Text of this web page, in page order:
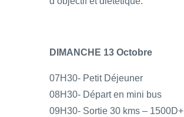
DIMANCHE 13 Octobre
07H30- Petit Déjeuner
08H30- Départ en mini bus
09H30- Sortie 30 kms – 1500D+